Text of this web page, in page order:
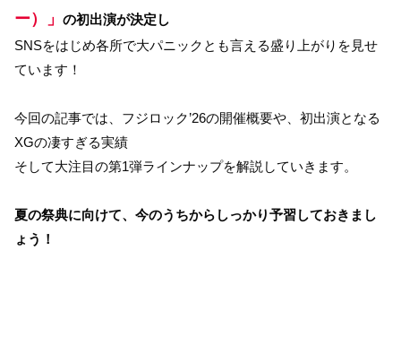
ー）」 の初出演が決定し
SNSをはじめ各所で大パニックとも言える盛り上がりを見せ
ています！
今回の記事では、フジロック’26の開催概要や、初出演となる
XGの凄すぎる実績
そして大注目の第1弾ラインナップを解説していきます。
夏の祭典に向けて、今のうちからしっかり予習しておきまし
ょう！